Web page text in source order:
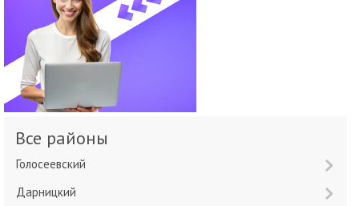
Все районы
Голосеевский
Дарницкий